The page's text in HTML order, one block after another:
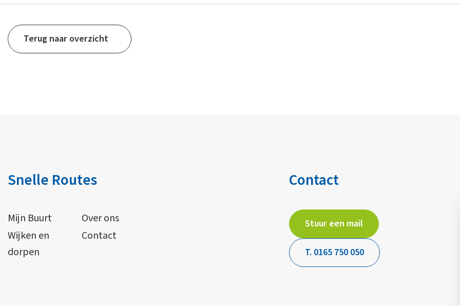
Terug naar overzicht
Snelle Routes
Mijn Buurt
Over ons
Wijken en
dorpen
Contact
Contact
Stuur een mail
T. 0165 750 050